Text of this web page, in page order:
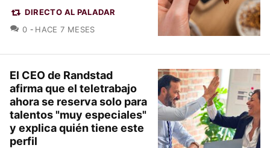
DIRECTO AL PALADAR
0 COMENTARIOS
HACE 7 MESES
El CEO de Randstad
afirma que el teletrabajo
ahora se reserva solo para
talentos "muy especiales"
y explica quién tiene este
perfil